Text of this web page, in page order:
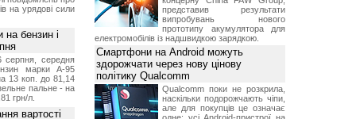
на урядові сили
на бензин і
серпня, середня
марки А-95
13 коп. до 81,14
пальне - на
грн/л.
вартості
представив результати
випробувань нового
прототипу акумулятора для
електромобілів із надшвидкою зарядкою.
Смартфони на Android можуть
здорожчати через нову цінову
політику Qualcomm
Qualcomm поки не розкрила,
наскільки подорожчають чіпи,
але для покупців це означає